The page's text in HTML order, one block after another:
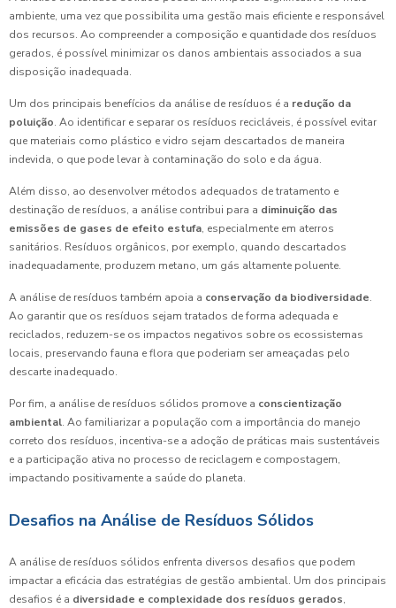
ambiente, uma vez que possibilita uma gestão mais eficiente e responsável
dos recursos. Ao compreender a composição e quantidade dos resíduos
gerados, é possível minimizar os danos ambientais associados a sua
disposição inadequada.
Um dos principais benefícios da análise de resíduos é a redução da
poluição. Ao identificar e separar os resíduos recicláveis, é possível evitar
que materiais como plástico e vidro sejam descartados de maneira
indevida, o que pode levar à contaminação do solo e da água.
Além disso, ao desenvolver métodos adequados de tratamento e
destinação de resíduos, a análise contribui para a diminuição das
emissões de gases de efeito estufa, especialmente em aterros
sanitários. Resíduos orgânicos, por exemplo, quando descartados
inadequadamente, produzem metano, um gás altamente poluente.
A análise de resíduos também apoia a conservação da biodiversidade.
Ao garantir que os resíduos sejam tratados de forma adequada e
reciclados, reduzem-se os impactos negativos sobre os ecossistemas
locais, preservando fauna e flora que poderiam ser ameaçadas pelo
descarte inadequado.
Por fim, a análise de resíduos sólidos promove a conscientização
ambiental. Ao familiarizar a população com a importância do manejo
correto dos resíduos, incentiva-se a adoção de práticas mais sustentáveis
e a participação ativa no processo de reciclagem e compostagem,
impactando positivamente a saúde do planeta.
Desafios na Análise de Resíduos Sólidos
A análise de resíduos sólidos enfrenta diversos desafios que podem
impactar a eficácia das estratégias de gestão ambiental. Um dos principais
desafios é a diversidade e complexidade dos resíduos gerados,